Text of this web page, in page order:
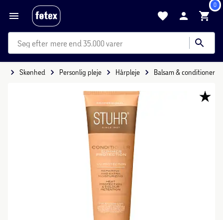
0
mere end 35.000 varer
Skønhed Personlig pleje Hårpleje Balsam & conditioner